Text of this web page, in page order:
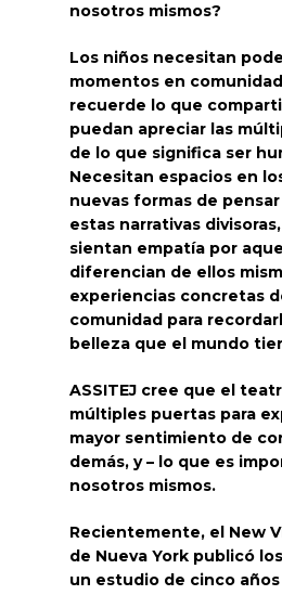
nosotros mismos?
Los niños necesitan
momentos en
recuerde lo que
puedan apreciar las
de lo que significa ser
Necesitan espacios en
nuevas formas de
estas narrativas
sientan empatía por
diferencian de ellos
experiencias concretas
comunidad para
belleza que el mundo
ASSITEJ cree que el
múltiples puertas para
mayor sentimiento de
demás, y – lo que es
nosotros mismos.
Recientemente, el New
de Nueva York publicó
un estudio de cinco